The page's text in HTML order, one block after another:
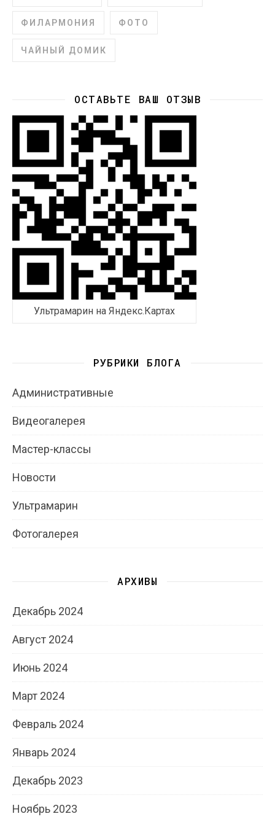
ФИЛАРМОНИЯ ФОТО
ЧАЙНЫЙ ДОМИК
ОСТАВЬТЕ ВАШ ОТЗЫВ
Ультрамарин на Яндекс.Картах
РУБРИКИ БЛОГА
Административные
Видеогалерея
Мастер-классы
Новости
Ультрамарин
Фотогалерея
АРХИВЫ
Декабрь 2024
Август 2024
Июнь 2024
Март 2024
Февраль 2024
Январь 2024
Декабрь 2023
Ноябрь 2023